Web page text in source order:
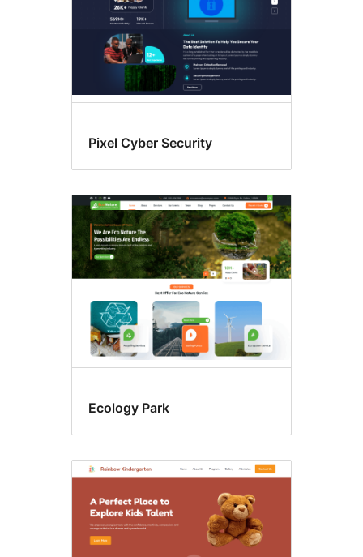
Pixel Cyber Security
Ecology Park